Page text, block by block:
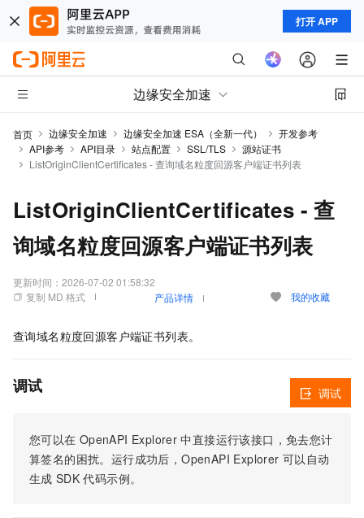
打开 APP
边缘安全加速
首页 边缘安全加速 边缘安全加速 ESA（全新一代）
开发参考
API参考
API目录 站点配置 SSL/TLS
源站证书
ListOriginClientCertificates - 查询域名粒度回源客户端证书列表
ListOriginClientCertificates - 查
询域名粒度回源客户端证书列表
更新时间： 2026-07-02 01:58:32
复制 MD 格式
产品详情 我的收藏
查询域名粒度回源客户端证书列表。
调试
您可以在 OpenAPI Explorer 中直接运行该接口，免去您计
算签名的困扰。运行成功后，OpenAPI Explorer 可以自动
生成 SDK 代码示例。
调试